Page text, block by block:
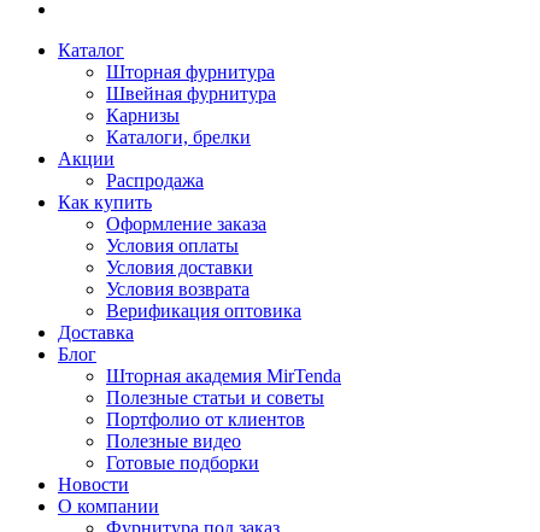
Каталог
Шторная фурнитура
Швейная фурнитура
Карнизы
Каталоги, брелки
Акции
Распродажа
Как купить
Оформление заказа
Условия оплаты
Условия доставки
Условия возврата
Верификация оптовика
Доставка
Блог
Шторная академия MirTenda
Полезные статьи и советы
Портфолио от клиентов
Полезные видео
Готовые подборки
Новости
О компании
Фурнитура под заказ